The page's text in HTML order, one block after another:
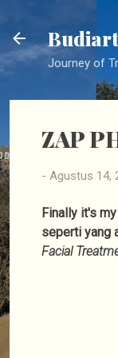
Journey of
ZAP
- Agustus 14,
Finally it's
seperti yang
Facial